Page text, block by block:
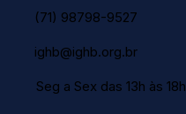
(71) 98798-9527
ighb@ighb.org.br
Seg a Sex das 13h às 18h